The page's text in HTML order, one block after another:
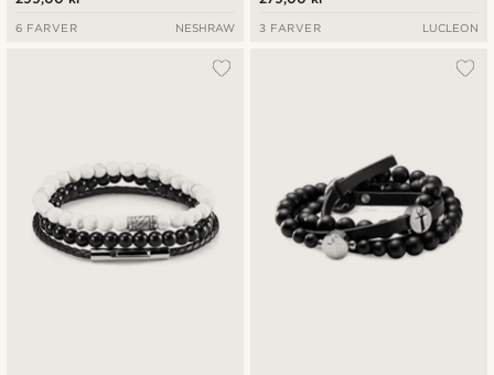
6 FARVER NESHRAW 3 FARVER LUCLEON